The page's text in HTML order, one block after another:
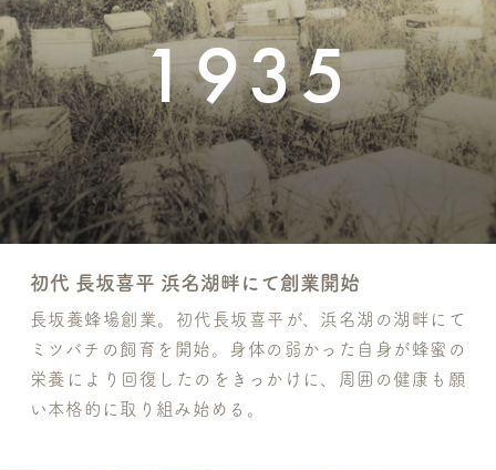
1935
初代 長坂喜平 浜名湖畔にて創業開始
長坂養蜂場創業。初代長坂喜平が、浜名湖の湖畔にて
ミツバチの飼育を開始。身体の弱かった自身が蜂蜜の
栄養により回復したのをきっかけに、周囲の健康も願
い本格的に取り組み始める。